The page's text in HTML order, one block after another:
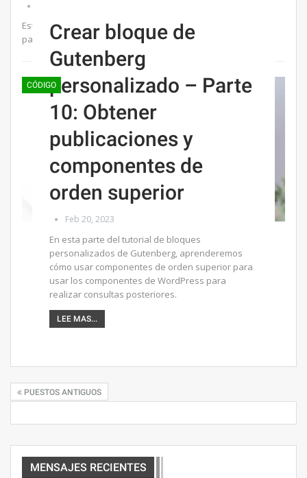
Esta publicación explica cómo configurar estilos de bloque
para bloques en Gutenberg, ya sea con PHP o Javascript,…
CÓDIGO
Crear bloque de
Gutenberg
personalizado – Parte
10: Obtener
publicaciones y
componentes de
orden superior
Feb 20, 2023
En esta parte del tutorial de bloques
personalizados de Gutenberg, aprenderemos
cómo usar componentes de orden superior para
usar los componentes de WordPress para
realizar consultas posteriores.
LEE MAS...
PUESTOS ANTIGUOS
MENSAJES RECIENTES